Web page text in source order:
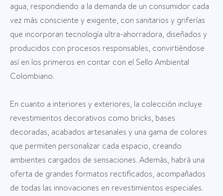
agua, respondiendo a la demanda de un consumidor cada
vez más consciente y exigente, con sanitarios y griferías
que incorporan tecnología ultra-ahorradora, diseñados y
producidos con procesos responsables, convirtiéndose
así en los primeros en contar con el Sello Ambiental
Colombiano.
En cuanto a interiores y exteriores, la colección incluye
revestimientos decorativos como bricks, bases
decoradas, acabados artesanales y una gama de colores
que permiten personalizar cada espacio, creando
ambientes cargados de sensaciones. Además, habrá una
oferta de grandes formatos rectificados, acompañados
de todas las innovaciones en revestimientos especiales.